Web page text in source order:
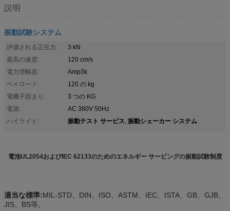
説明
振動試験システム
評価される正弦力:
3 kN
最高の速度:
120 cm/s
電力増幅器:
Amp3k
ペイロード:
120 の kg
電機子固まり:
3 つの KG
電源:
AC 380V 50Hz
ハイライト:
振動テスト サービス, 振動シェーカー システム
電池UL2054およびIEC 62133のためのエネルギー サービングの振動試験制度
適当な標準:MIL-STD、DIN、ISO、ASTM、IEC、ISTA、GB、GJB、
JIS、BS等。